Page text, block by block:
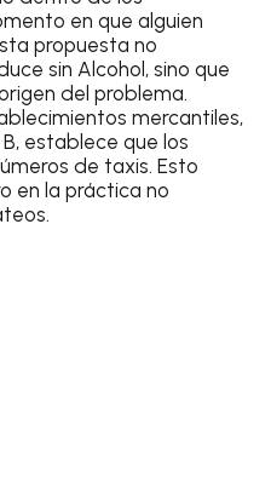
en que alguien
propuesta no
sin Alcohol, sino que
del problema.
mercantiles,
establece que los
de taxis. Esto
en la práctica no